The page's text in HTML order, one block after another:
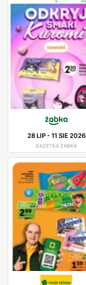
28 LIP-11 SIE 2026
GAZETKA ŻABKA